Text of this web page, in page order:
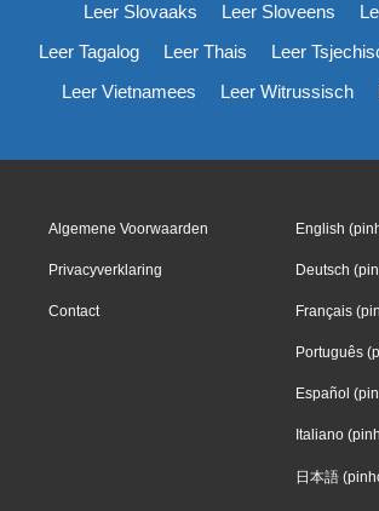
Leer Slovaaks
Leer Sloveens
Leer Tagalog
Leer Thais Leer
Leer Vietnamees
Leer Witrussisch
Algemene Voorwaarden
Privacyverklaring
Contact
English
Deutsch
Français
Português
Español
Italiano
日本語